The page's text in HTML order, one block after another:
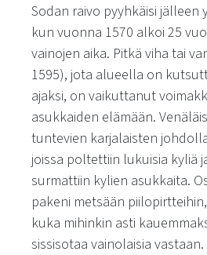
Sodan raivo pyyhkäisi jälleen
kun vuonna 1570 alkoi 25
vainojen aika. Pitkä viha tai
1595), jota alueella on
ajaksi, on vaikuttanut
asukkaiden elämään.
tuntevien karjalaisten
joissa poltettiin lukuisia kyliä
surmattiin kylien asukkaita.
pakeni metsään
kuka mihinkin asti
sissisotaa vainolaisia vastaan.